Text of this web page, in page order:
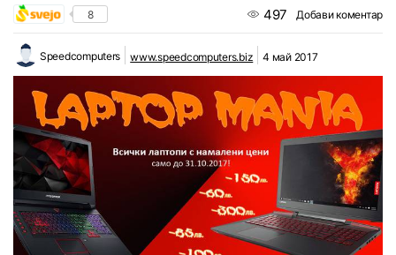
8 497 Добави коментар
Speedcomputers www.speedcomputers.biz 4 май 2017